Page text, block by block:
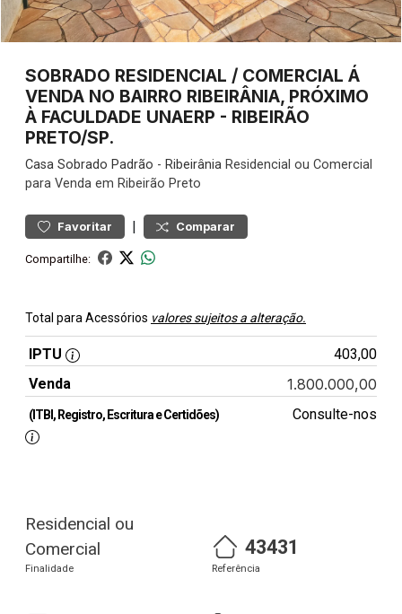
SOBRADO RESIDENCIAL / COMERCIAL Á
VENDA NO BAIRRO RIBEIRÂNIA, PRÓXIMO
À FACULDADE UNAERP - RIBEIRÃO
PRETO/SP.
Casa Sobrado Padrão - Ribeirânia Residencial ou Comercial
para Venda em Ribeirão Preto
Favoritar | Comparar
Compartilhe:
Total para Acessórios valores sujeitos a alteração.
IPTU
403,00
Venda
1.800.000,00
(ITBI, Registro, Escritura e Certidões) Consulte-nos
Residencial ou
Comercial
Finalidade
43431
Referência